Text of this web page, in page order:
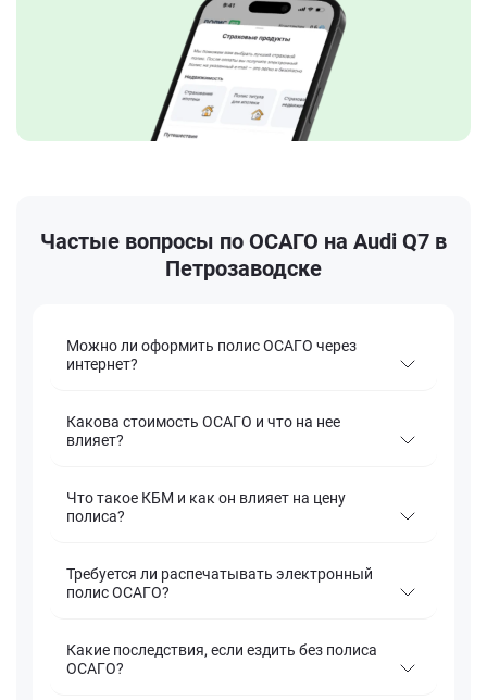
Частые вопросы по ОСАГО на Audi Q7 в
Петрозаводске
Можно ли оформить полис ОСАГО через
интернет?
Какова стоимость ОСАГО и что на нее
влияет?
Что такое КБМ и как он влияет на цену
полиса?
Требуется ли распечатывать электронный
полис ОСАГО?
Какие последствия, если ездить без полиса
ОСАГО?